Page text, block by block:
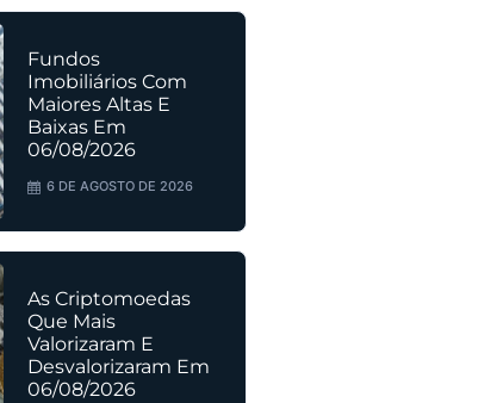
Fundos
Imobiliários Com
Maiores Altas E
Baixas Em
06/08/2026
6 DE AGOSTO DE 2026
As Criptomoedas
Que Mais
Valorizaram E
Desvalorizaram Em
06/08/2026